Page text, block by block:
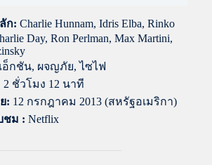
ก: Charlie Hunnam, Idris Elba, Rinko
Day, Ron Perlman, Max Martini,
อ็กชัน, ผจญภัย, ไซไฟ
2 ชั่วโมง 12 นาที
: 12 กรกฎาคม 2013 (สหรัฐอเมริกา)
ชม : Netflix